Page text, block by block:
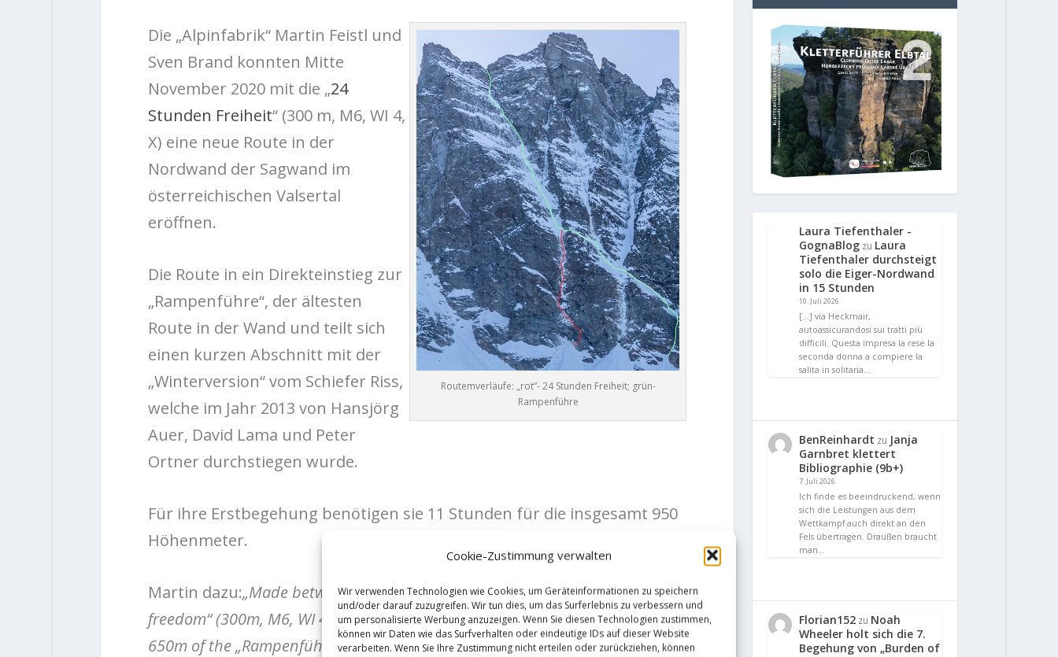
Cookie-Zustimmung verwalten
Wir verwenden Technologien wie Cookies, um Geräteinformationen zu speichern
und/oder darauf zuzugreifen. Wir tun dies, um das Surferlebnis zu verbessern und
um personalisierte Werbung anzuzeigen. Wenn Sie diesen Technologien zustimmen,
können wir Daten wie das Surfverhalten oder eindeutige IDs auf dieser Website
verarbeiten. Wenn Sie Ihre Zustimmung nicht erteilen oder zurückziehen, können
Routemverläufe: „rot“- 24 Stunden Freiheit; grün-
Rampenführe
Die „Alpinfabrik“ Martin Feistl und
Sven Brand konnten Mitte
November 2020 mit die „24
Stunden Freiheit“ (300 m, M6, WI 4,
X) eine neue Route in der
Nordwand der Sagwand im
österreichischen Valsertal
eröffnen.
Die Route in ein Direkteinstieg zur
„Rampenführe“, der ältesten
Route in der Wand und teilt sich
einen kurzen Abschnitt mit der
„Winterversion“ vom Schiefer Riss,
welche im Jahr 2013 von Hansjörg
Auer, David Lama und Peter
Ortner durchstiegen wurde.
Für ihre Erstbegehung benötigen sie 11 Stunden für die insgesamt 950
Höhenmeter.
Martin dazu:„Made between all the sportclimbing the FA of „24 hours of
freedom“ (300m, M6, WI 4, X) on Sagwand, a direct start to the remaining
650m of the „Rampenführe“ which we climbed by night to the summit,
Laura Tiefenthaler -
GognaBlog zu Laura
Tiefenthaler durchsteigt
solo die Eiger-Nordwand
in 15 Stunden
10. Juli 2026
[…] via Heckmair,
autoassicurandosi sui tratti più
difficili. Questa impresa la rese la
seconda donna a compiere la
salita in solitaria…
BenReinhardt zu Janja
Garnbret klettert
Bibliographie (9b+)
7. Juli 2026
Ich finde es beeindruckend, wenn
sich die Leistungen aus dem
Wettkampf auch direkt an den
Fels übertragen. Draußen braucht
man…
Florian152 zu Noah
Wheeler holt sich die 7.
Begehung von „Burden of